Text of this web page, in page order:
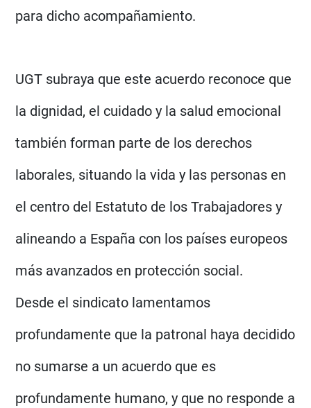
para dicho acompañamiento.
UGT subraya que este acuerdo reconoce que
la dignidad, el cuidado y la salud emocional
también forman parte de los derechos
laborales, situando la vida y las personas en
el centro del Estatuto de los Trabajadores y
alineando a España con los países europeos
más avanzados en protección social.
Desde el sindicato lamentamos
profundamente que la patronal haya decidido
no sumarse a un acuerdo que es
profundamente humano, y que no responde a